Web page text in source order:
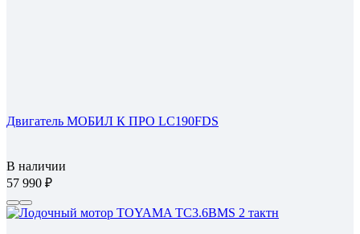
Двигатель МОБИЛ К ПРО LC190FDS
В наличии
57 990